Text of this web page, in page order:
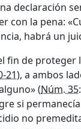
declaración
con la pena:
habrá un
fin de proteger
21), a ambos
(Núm.
si
no